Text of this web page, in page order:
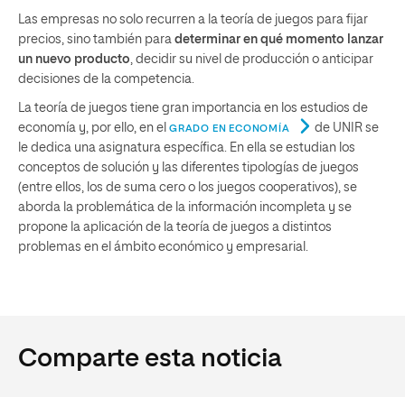
Las empresas no solo recurren a la teoría de juegos para fijar
precios, sino también para determinar en qué momento lanzar
un nuevo producto, decidir su nivel de producción o anticipar
decisiones de la competencia.
La teoría de juegos tiene gran importancia en los estudios de
economía y, por ello, en el GRADO EN ECONOMÍA
de UNIR se
le dedica una asignatura específica. En ella se estudian los
conceptos de solución y las diferentes tipologías de juegos
(entre ellos, los de suma cero o los juegos cooperativos), se
aborda la problemática de la información incompleta y se
propone la aplicación de la teoría de juegos a distintos
problemas en el ámbito económico y empresarial.
Comparte esta noticia